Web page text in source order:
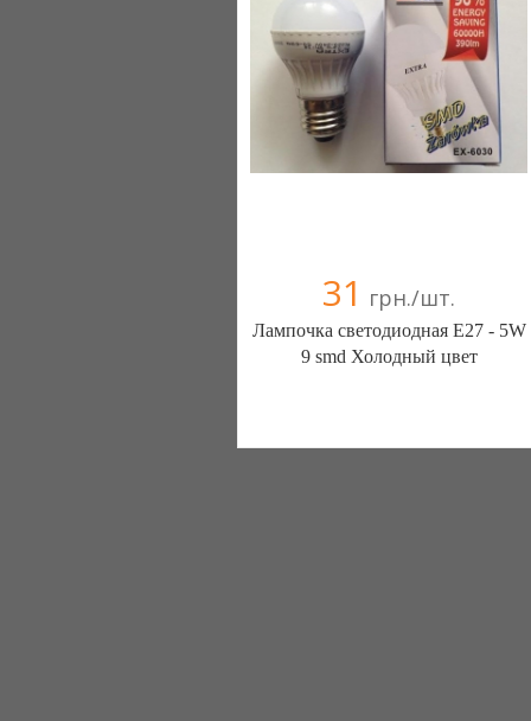
31 грн./шт.
Лампочка светодиодная E27 - 5W
9 smd Холодный цвет